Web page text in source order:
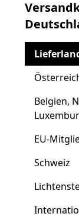
Belgien,
EU-
Schweiz